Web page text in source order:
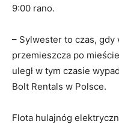
9:00 rano.
– Sylwester to czas, gdy
przemieszcza po
uległ w tym czasie
Bolt Rentals w Polsce.
Flota hulajnóg